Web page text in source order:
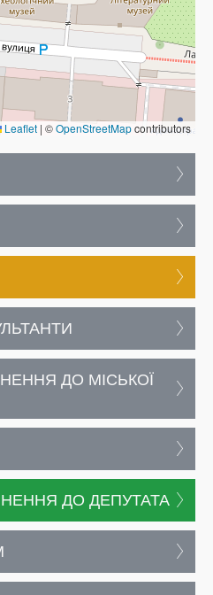
Leaflet | ©OpenStreetMapcontributors
ДО МІСЬКОЇ
ДО ДЕПУТАТА